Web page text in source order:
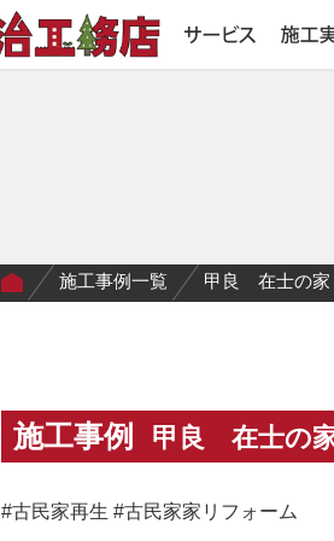
施工事例一覧 甲良 在士の家
施工事例 甲良 在士の
#古民家再生 #古民家家リフォーム